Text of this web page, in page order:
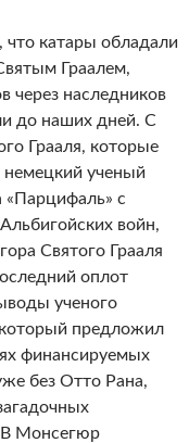
что катары обладали
Граалем,
через наследников
до наших дней. С
Грааля, которые
немецкий ученый
с
войн,
Святого Грааля
оплот
ученого
который предложил
финансируемых
без Отто Рана,
В Монсегюр